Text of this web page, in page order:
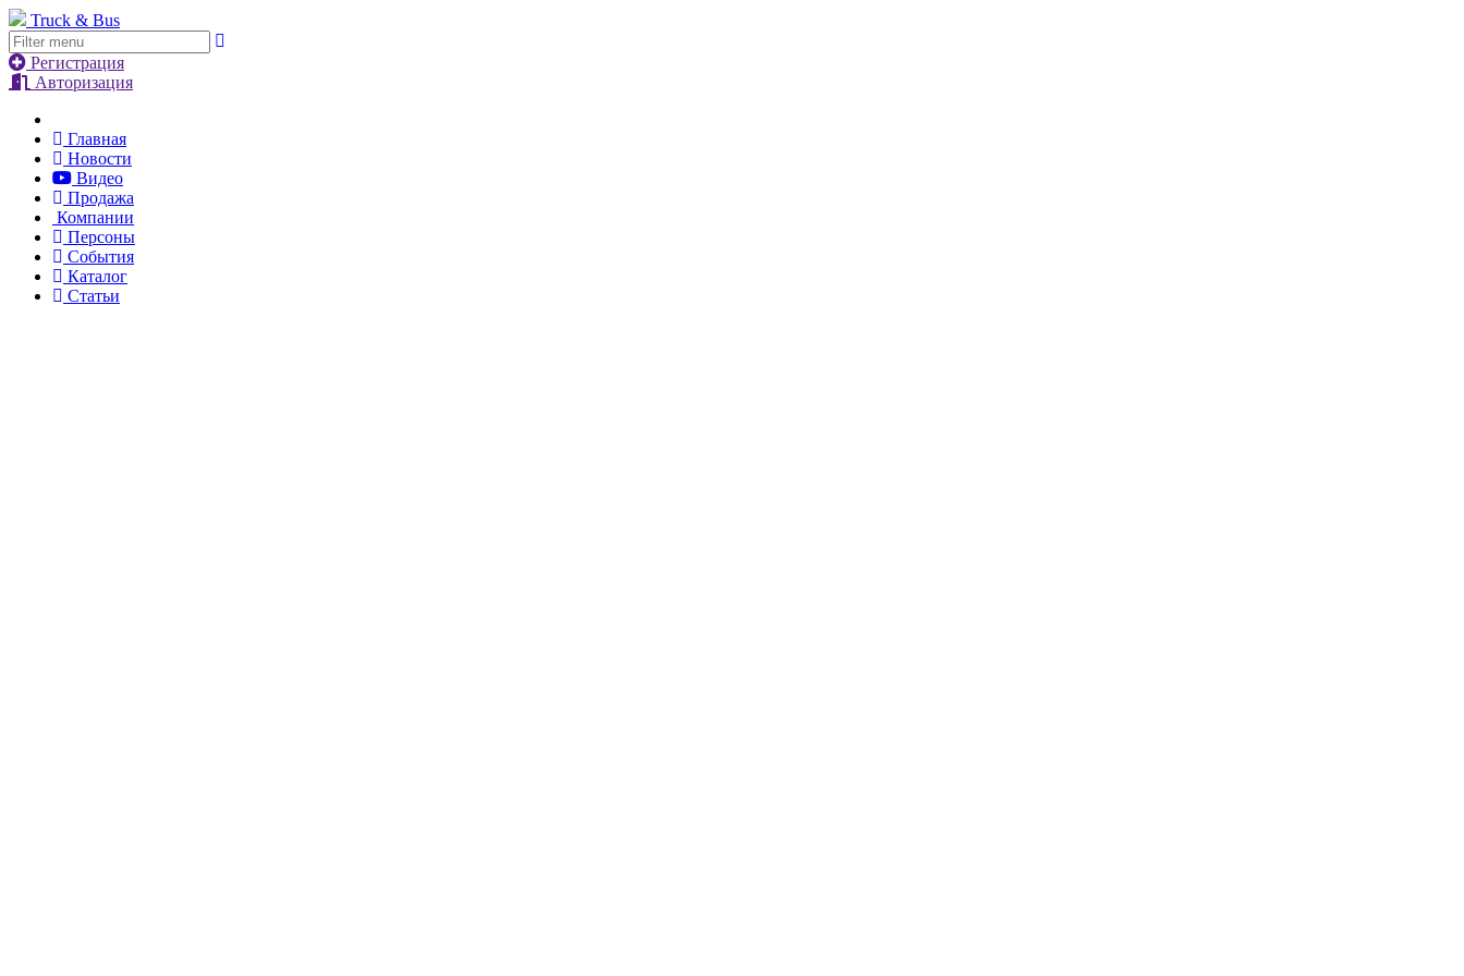
Truck & Bus
Регистрация
Авторизация
Главная
Новости
Видео
Продажа
Компании
Персоны
События
Каталог
Статьи